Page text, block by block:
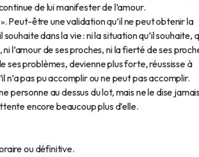
de lui manifester de l’amour.
Peut-être une validation qu’il ne peut obtenir la
dans la vie : ni la situation qu’il souhaite,
l’amour de ses proches, ni la fierté de ses
ses problèmes, devienne plus forte, réussisse à
n’a pas pu accomplir ou ne peut pas accomplir.
personne au dessus du lot, mais ne le dise
encore beaucoup plus d’elle.
ou définitive.